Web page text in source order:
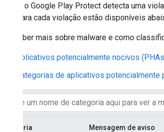
Quando o Google Play Protect detecta uma
aviso para cada violação estão disponíveis
Para saber mais sobre malware e como
Aplicativos potencialmente nocivos
Categorias de aplicativos
Categoria Mensagem de aviso